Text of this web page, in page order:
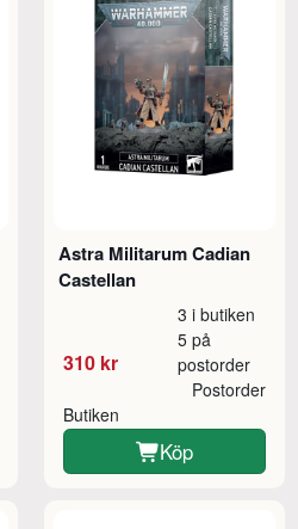
Astra Militarum Cadian
Castellan
310 kr
3 i butiken
5 på
postorder
Butiken
Postorder
Köp